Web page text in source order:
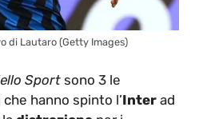
di Lautaro (Getty Images)
Sport sono 3 le
hanno spinto l’Inter ad